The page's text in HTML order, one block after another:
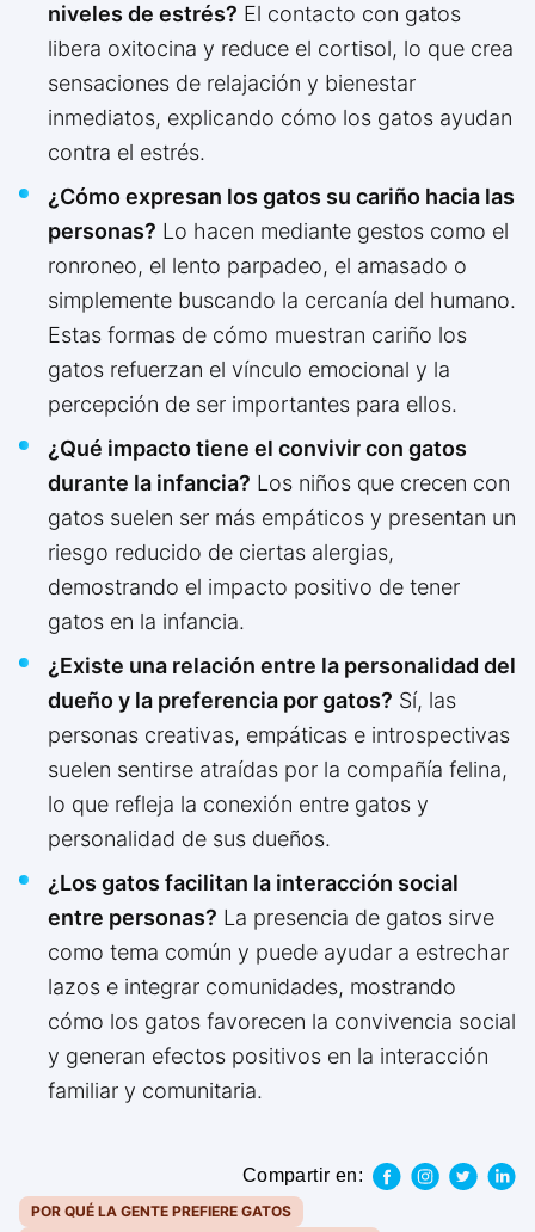
niveles de estrés? El contacto con gatos
libera oxitocina y reduce el cortisol, lo que crea
sensaciones de relajación y bienestar
inmediatos, explicando cómo los gatos ayudan
contra el estrés.
¿Cómo expresan los gatos su cariño hacia las
personas? Lo hacen mediante gestos como el
ronroneo, el lento parpadeo, el amasado o
simplemente buscando la cercanía del humano.
Estas formas de cómo muestran cariño los
gatos refuerzan el vínculo emocional y la
percepción de ser importantes para ellos.
¿Qué impacto tiene el convivir con gatos
durante la infancia? Los niños que crecen con
gatos suelen ser más empáticos y presentan un
riesgo reducido de ciertas alergias,
demostrando el impacto positivo de tener
gatos en la infancia.
¿Existe una relación entre la personalidad del
dueño y la preferencia por gatos? Sí, las
personas creativas, empáticas e introspectivas
suelen sentirse atraídas por la compañía felina,
lo que refleja la conexión entre gatos y
personalidad de sus dueños.
¿Los gatos facilitan la interacción social
entre personas? La presencia de gatos sirve
como tema común y puede ayudar a estrechar
lazos e integrar comunidades, mostrando
cómo los gatos favorecen la convivencia social
y generan efectos positivos en la interacción
familiar y comunitaria.
Compartir en:
POR QUÉ LA GENTE PREFIERE GATOS